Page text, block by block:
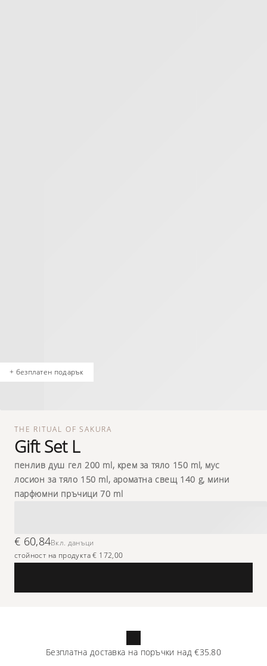
+ безплатен подарък
THE RITUAL OF SAKURA
Gift Set L
пенлив душ гел 200 ml, крем за тяло 150 ml, мус
лосион за тяло 150 ml, ароматна свещ 140 g, мини
парфюмни пръчици 70 ml
€ 60,84Вкл. данъци
стойност на продукта € 172,00
Безплатна доставка на поръчки над €35.80